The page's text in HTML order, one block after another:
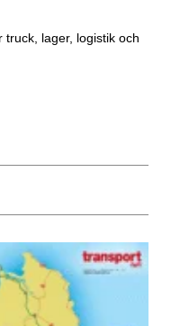
lager, logistik och